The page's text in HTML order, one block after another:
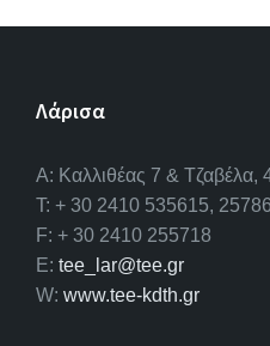
Λάρισα
A: Καλλιθέας 7 & Τζαβέλα,
T: + 30 2410 535615,
F: + 30 2410 255718
E: tee_lar@tee.gr
W: www.tee-kdth.gr